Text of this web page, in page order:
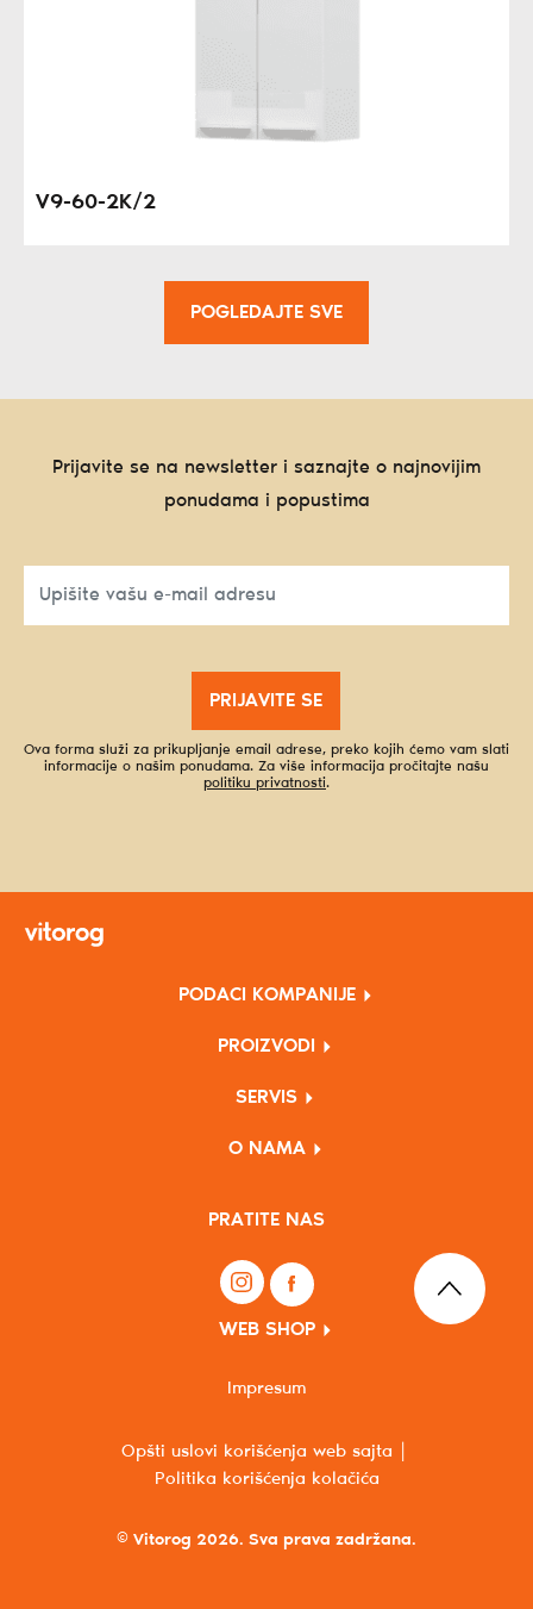
V9-60-2K/2
POGLEDAJTE SVE
Prijavite se na newsletter i saznajte o najnovijim
ponudama i popustima
PRIJAVITE SE
Ova forma služi za prikupljanje email adrese, preko kojih ćemo vam slati
informacije o našim ponudama. Za više informacija pročitajte našu
politiku privatnosti.
PODACI KOMPANIJE
PROIZVODI
SERVIS
O NAMA
PRATITE NAS
WEB SHOP
© Vitorog 2026. Sva prava zadržana.
Opšti uslovi korišćenja web sajta
Politika korišćenja kolačića
Impresum